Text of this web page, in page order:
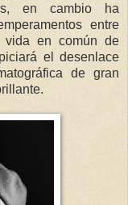
en cambio ha
entre
en común de
el desenlace
de gran